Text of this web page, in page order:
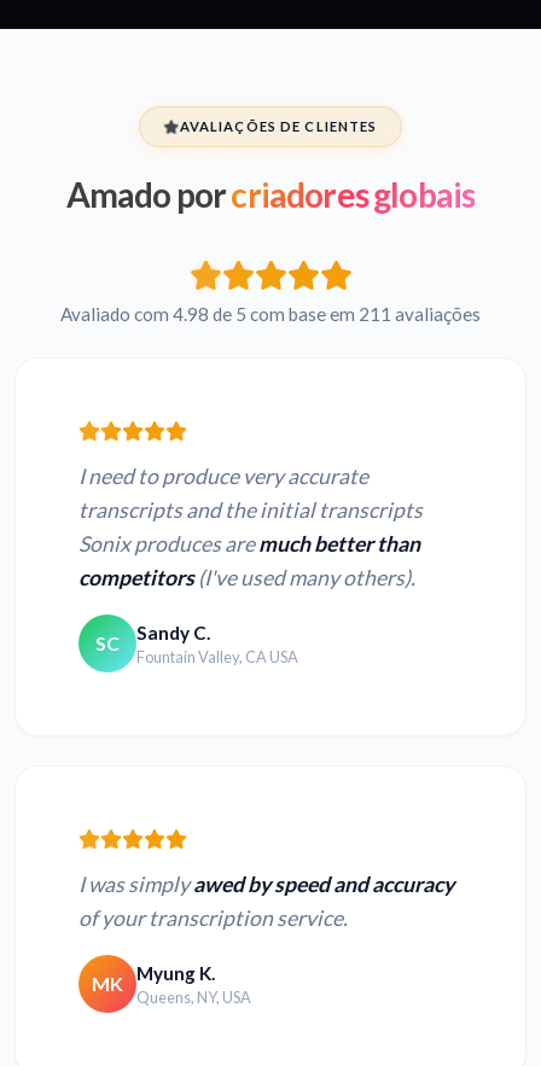
AVALIAÇÕES DE CLIENTES
Amado porcriadores globais
Avaliado com 4.98 de 5 com base em 211 avaliações
I need to produce very accurate
transcripts and the initial transcripts
Sonix produces aremuch better than
competitors(I've used many others).
SC Sandy C.
Fountain Valley, CA USA
I was simplyawed by speed and accuracy
of your transcription service.
MK Myung K.
Queens, NY, USA